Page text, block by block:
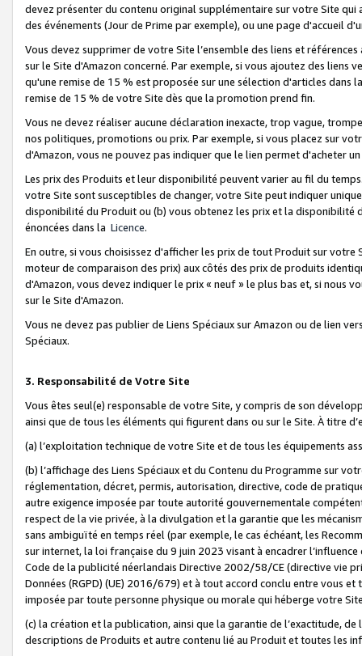
devez présenter du contenu original supplémentaire sur votre Site qui
des événements (Jour de Prime par exemple), ou une page d'accueil
Vous devez supprimer de votre Site l’ensemble des liens et
sur le Site d'Amazon concerné. Par exemple, si vous ajoutez des
qu'une remise de 15 % est proposée sur une sélection d'articles
remise de 15 % de votre Site dès que la promotion prend fin.
Vous ne devez réaliser aucune déclaration inexacte, trop vague,
nos politiques, promotions ou prix. Par exemple, si vous placez sur
d'Amazon, vous ne pouvez pas indiquer que le lien permet d'acheter
Les prix des Produits et leur disponibilité peuvent varier au fil du
votre Site sont susceptibles de changer, votre Site peut indiquer
disponibilité du Produit ou (b) vous obtenez les prix et la disponibilité
énoncées dans la Licence.
En outre, si vous choisissez d'afficher les prix de tout Produit sur
moteur de comparaison des prix) aux côtés des prix de produits
d'Amazon, vous devez indiquer le prix « neuf » le plus bas et, si nous
sur le Site d'Amazon.
Vous ne devez pas publier de Liens Spéciaux sur Amazon ou de lien
Spéciaux.
3. Responsabilité de Votre Site
Vous êtes seul(e) responsable de votre Site, y compris de son
ainsi que de tous les éléments qui figurent dans ou sur le Site. À titre
(a) l’exploitation technique de votre Site et de tous les équipements
(b) l’affichage des Liens Spéciaux et du Contenu du Programme sur
réglementation, décret, permis, autorisation, directive, code de
autre exigence imposée par toute autorité gouvernementale
respect de la vie privée, à la divulgation et la garantie que les
sans ambiguïté en temps réel (par exemple, le cas échéant, les
sur internet, la loi française du 9 juin 2023 visant à encadrer
Code de la publicité néerlandais Directive 2002/58/CE (directive vie
Données (RGPD) (UE) 2016/679) et à tout accord conclu entre vous
imposée par toute personne physique ou morale qui héberge votre
(c) la création et la publication, ainsi que la garantie de l’exactitude,
descriptions de Produits et autre contenu lié au Produit et toutes les